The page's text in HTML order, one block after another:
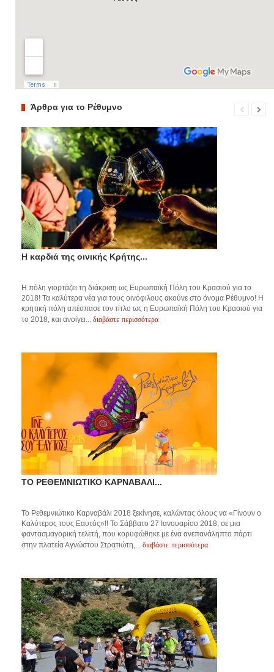
Άρθρα για το Ρέθυμνο
Η καρδιά της οινικής Κρήτης...
Η πόλη γιορτάζει τη διάκριση ως Ευρωπαϊκή Πόλη του Κρασιού για το
2018! Τα καλύτερα νέα για τους οινόφιλους ακούνε στο όνομα Ρέθυμνο! Η
κρητική πόλη απέσπασε τον τίτλο ως η Ευρωπαϊκή Πόλη του Κρασιού για
το 2018, και ανοίγει... διαβάστε περισσότερα
ΤΟ ΡΕΘΕΜΝΙΩΤΙΚΟ ΚΑΡΝΑΒΑΛΙ...
Το Ρεθεμνιώτικο Καρναβάλι 2018 ξεκίνησε, καλώντας όλους να «Γίνουν ο
Καλύτερος τους Εαυτός»!! Το Σάββατο 27 Ιανουαρίου 2018, σε μια
φαντασμαγορική τελετή, που κορυφώθηκε με ένα ανεπανάληπτο πάρτι
στην πλατεία Αγνώστου Στρατιώτη,... διαβάστε περισσότερα